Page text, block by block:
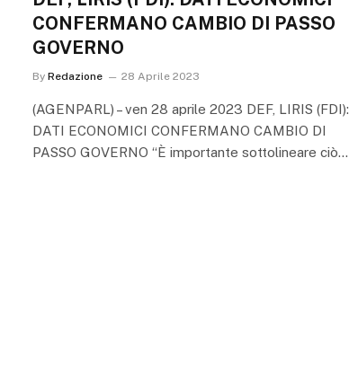
CONFERMANO CAMBIO DI PASSO
GOVERNO
By Redazione 28 Aprile 2023
(AGENPARL) – ven 28 aprile 2023 DEF, LIRIS (FDI):
DATI ECONOMICI CONFERMANO CAMBIO DI
PASSO GOVERNO “È importante sottolineare ciò…